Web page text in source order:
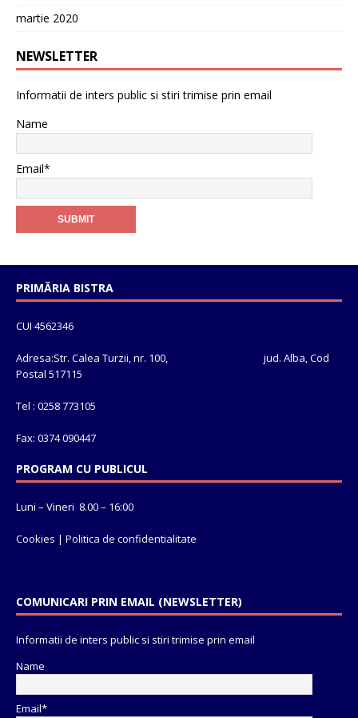
martie 2020
NEWSLETTER
Informatii de inters public si stiri trimise prin email
Name
Email*
PRIMĂRIA BISTRA
CUI 4562346
Adresa:Str. Calea Turzii, nr. 100, jud. Alba, Cod
Postal 517115
Tel : 0258 773105
Fax: 0374 090447
PROGRAM CU PUBLICUL
Luni – Vineri 8.00 – 16:00
Cookies | Politica de confidentialitate
COMUNICARI PRIN EMAIL (NEWSLETTER)
Informatii de inters public si stiri trimise prin email
Name
Email*